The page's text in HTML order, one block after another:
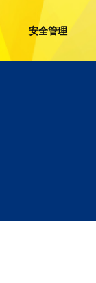
安全管理